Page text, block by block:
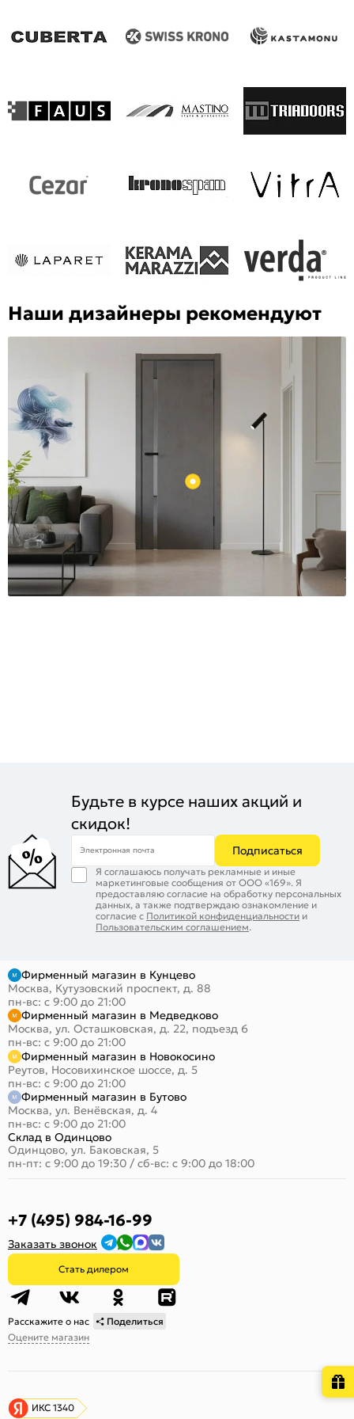
Наши дизайнеры рекомендуют
Будьте в курсе наших акций и
скидок!
Электронная почта Подписаться
Я соглашаюсь получать рекламные и иные
маркетинговые сообщения от ООО «169». Я
предоставляю согласие на обработку персональных
данных, а также подтверждаю ознакомление и
согласие с Политикой конфиденциальности и
Пользовательским соглашением.
Фирменный магазин в Кунцево
Москва, Кутузовский проспект, д. 88
пн-вс: с 9:00 до 21:00
Фирменный магазин в Медведково
Москва, ул. Осташковская, д. 22, подъезд 6
пн-вс: с 9:00 до 21:00
Фирменный магазин в Новокосино
Реутов, Носовихинское шоссе, д. 5
пн-вс: с 9:00 до 21:00
Фирменный магазин в Бутово
Москва, ул. Венёвская, д. 4
пн-вс: с 9:00 до 21:00
Склад в Одинцово
Одинцово, ул. Баковская, 5
пн-пт: с 9:00 до 19:30 / сб-вс: с 9:00 до 18:00
+7 (495) 984-16-99
Заказать звонок
Стать дилером
Расскажите о нас
Поделиться
Оцените магазин
ИКС 1340